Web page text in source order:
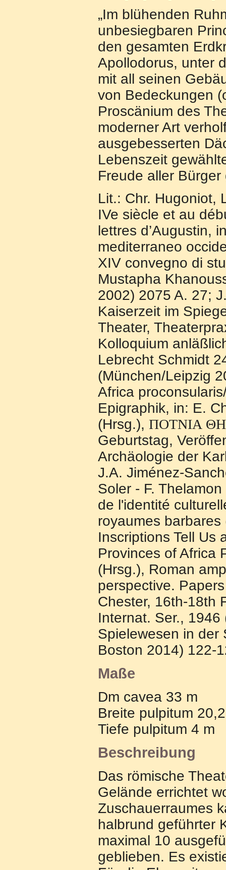
„Im blühenden
unbesiegbaren
den gesamten
Apollodorus, unter
mit all seinen
von Bedeckungen
Proscänium des
moderner Art
ausgebesserten
Lebenszeit
Freude aller Bürger
Lit.: Chr. Hugoniot,
IVe siècle et au
lettres d’Augustin,
mediterraneo
XIV convegno di
Mustapha
2002) 2075 A. 27;
Kaiserzeit im
Theater,
Kolloquium
Lebrecht Schmidt
(München/Leipzig
Africa
Epigraphik, in: E.
(Hrsg.), ΠΟΤΝΙΑ
Geburtstag,
Archäologie der
J.A. Jiménez-
Soler - F.
de l'identité
royaumes
Inscriptions Tell Us
Provinces of Africa
(Hrsg.), Roman
perspective.
Chester, 16th-18th
Internat. Ser.,
Spielewesen in der
Boston 2014) 122-
Maße
Dm cavea 33 m
Breite pulpitum
Tiefe pulpitum 4 m
Beschreibung
Das römische
Gelände errichtet
Zuschauerraumes
halbrund geführter
maximal 10
geblieben. Es